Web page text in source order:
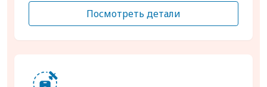
Посмотреть детали